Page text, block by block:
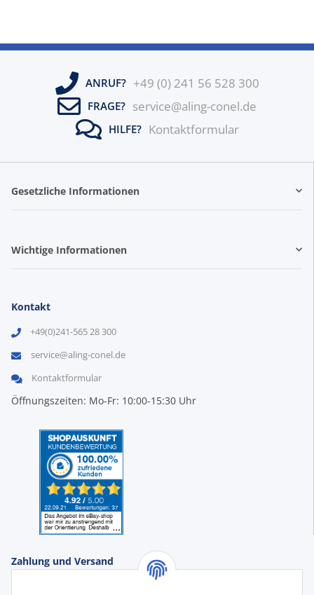
ANRUF? +49 (0) 241 56 528 300
FRAGE? service@aling-conel.de
HILFE? Kontaktformular
Gesetzliche Informationen
Wichtige Informationen
Kontakt
+49(0)241-565 28 300
service@aling-conel.de
Kontaktformular
Öffnungszeiten: Mo-Fr: 10:00-15:30 Uhr
Zahlung und Versand